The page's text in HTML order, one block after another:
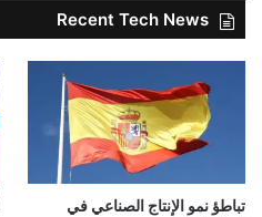
Recent Tech News
تباطؤ نمو الإنتاج الصناعي في